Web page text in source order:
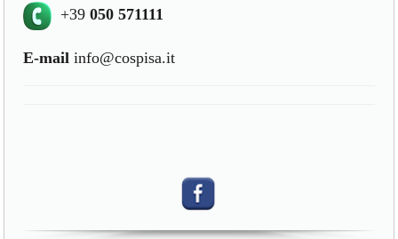
+39050 571111
E-mail info@cospisa.it